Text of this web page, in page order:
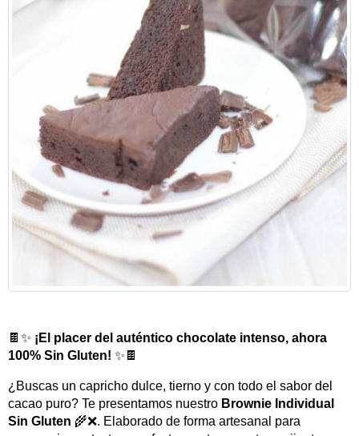
🍫✨ ¡El placer del auténtico chocolate intenso, ahora
100% Sin Gluten! ✨🍫
¿Buscas un capricho dulce, tierno y con todo el sabor del
cacao puro? Te presentamos nuestro Brownie Individual
Sin Gluten 🌾❌. Elaborado de forma artesanal para